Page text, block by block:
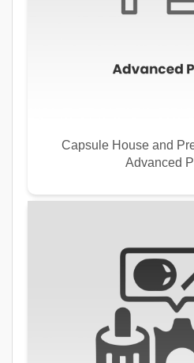
Capsule House and
Advanced